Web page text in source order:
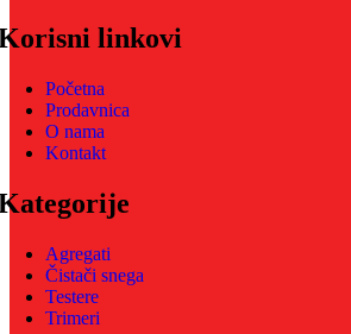
linkovi
Početna
Prodavnica
O nama
Kontakt
Agregati
Čistači snega
Testere
Trimeri